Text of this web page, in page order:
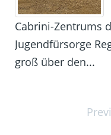
Cabrini-Zentrums
Jugendfürsorge
groß über den...